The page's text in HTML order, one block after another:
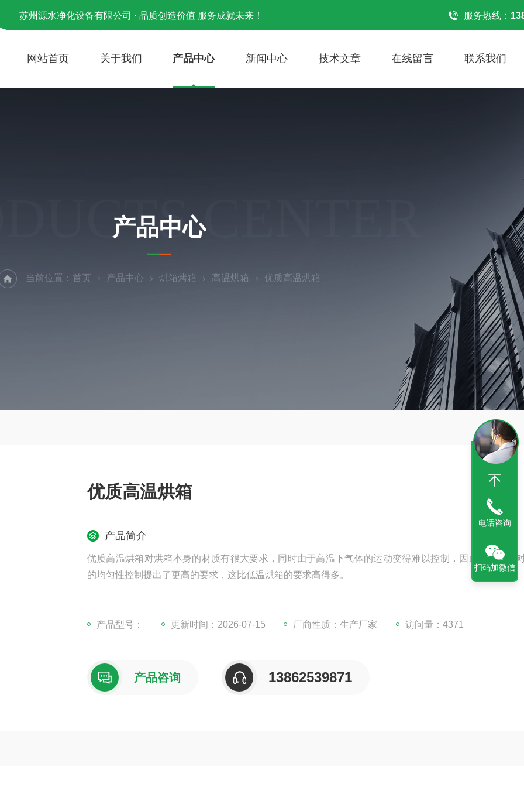
苏州源水净化设备有限公司 · 品质创造价值 服务成就未来！ 服务热线：
网站首页 关于我们 产品中心 新闻中心 技术文章 在线留言 联系我们
CENTER
产品中心
当前位置： 首页 产品中心 烘箱烤箱 高温烘箱 优质高温烘箱
优质高温烘箱
产品简介
优质高温烘箱对烘箱本身的材质有很大要求，同时由于高温下气体的运动变得难以控制，因此高温烘箱
的均匀性控制提出了更高的要求，这比低温烘箱的要求高得多。
产品型号： 更新时间：2026-07-15 厂商性质：生产厂家 访问量：4371
产品咨询 13862539871
电话咨询
扫码加微信